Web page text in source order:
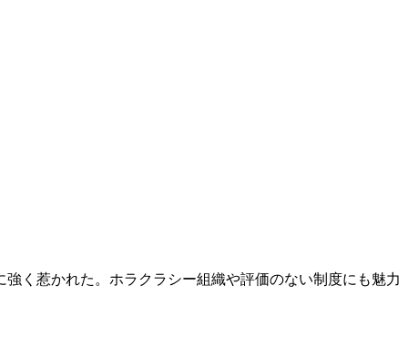
く惹かれた。ホラクラシー組織や評価のない制度にも魅力